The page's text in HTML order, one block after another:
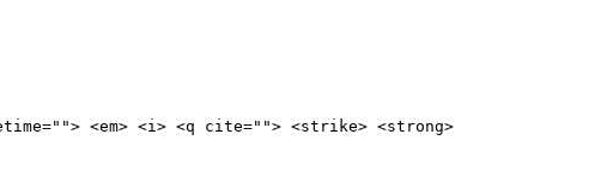
<em> <i> <q cite=""> <strike> <strong>